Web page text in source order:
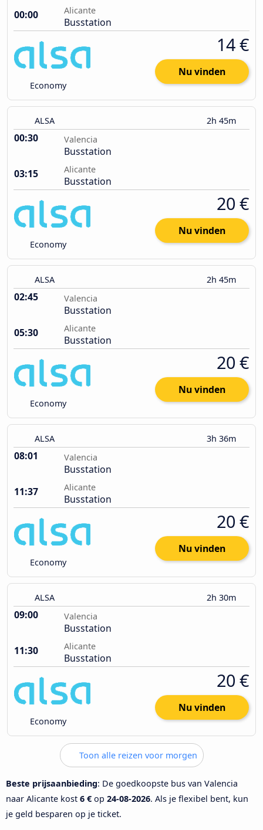
00:00
Alicante
Busstation
Economy
14 €
Nu vinden
ALSA 2h 45m
00:30 Valencia
Busstation
03:15
Alicante
Busstation
Economy
20 €
Nu vinden
ALSA 2h 45m
02:45 Valencia
Busstation
05:30
Alicante
Busstation
Economy
20 €
Nu vinden
ALSA 3h 36m
08:01 Valencia
Busstation
11:37
Alicante
Busstation
Economy
20 €
Nu vinden
ALSA 2h 30m
09:00 Valencia
Busstation
11:30
Alicante
Busstation
Economy
20 €
Nu vinden
Toon alle reizen voor morgen
Beste prijsaanbieding: De goedkoopste bus van Valencia
naar Alicante kost 6 € op 24-08-2026. Als je flexibel bent, kun
je geld besparen op je ticket.